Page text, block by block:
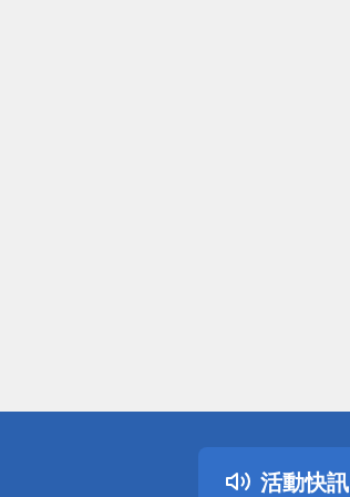
活動快訊